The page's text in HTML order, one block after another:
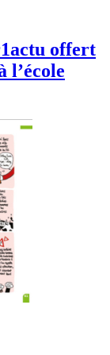
offert
l’école